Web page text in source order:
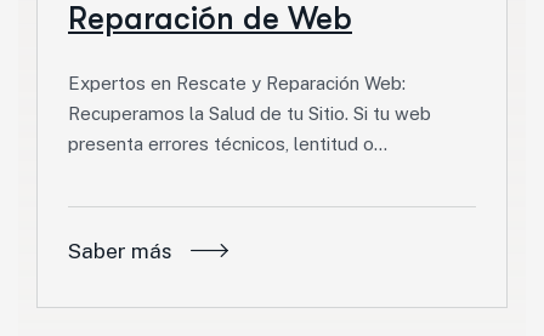
Reparación de Web
Expertos en Rescate y Reparación Web:
Recuperamos la Salud de tu Sitio. Si tu web
presenta errores técnicos, lentitud o…
Saber más